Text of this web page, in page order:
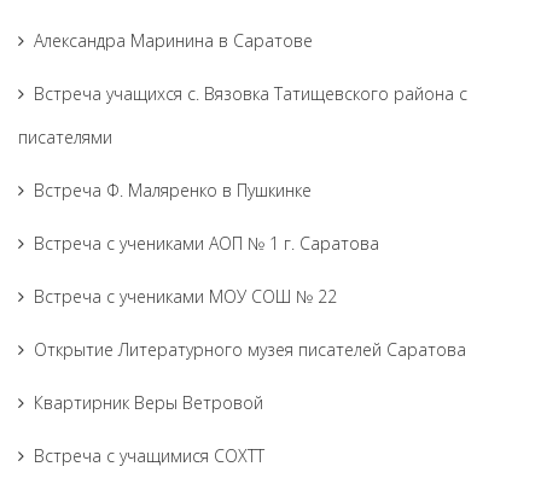
Александра Маринина в Саратове
Встреча учащихся с. Вязовка Татищевского района с
писателями
Встреча Ф. Маляренко в Пушкинке
Встреча с учениками АОП № 1 г. Саратова
Встреча с учениками МОУ СОШ № 22
Открытие Литературного музея писателей Саратова
Квартирник Веры Ветровой
Встреча с учащимися СОХТТ